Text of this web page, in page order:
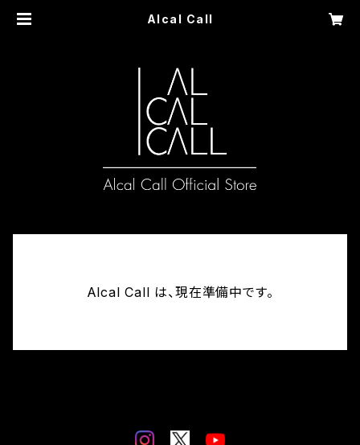
Alcal Call
Alcal Call は、現在準備中です。